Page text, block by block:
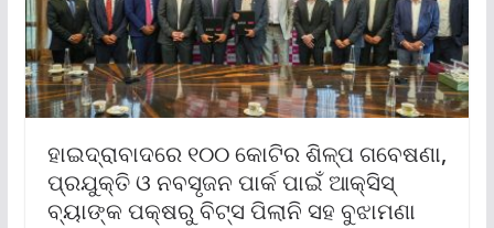
ହାଇଦ୍ରାବାଦରେ ୧୦୦ କୋଟିର ଶିଳ୍ପ ଗବେଷଣା,
ପ୍ରଯୁକ୍ତି ଓ ନବସୃଜନ ପାର୍କ ପାଇଁ ଆକ୍ସିସ୍
ବ୍ୟାଙ୍କ ପକ୍ଷରୁ ବିଟ୍‌ସ ପିଲାନି ସହ ବୁଝାମଣା